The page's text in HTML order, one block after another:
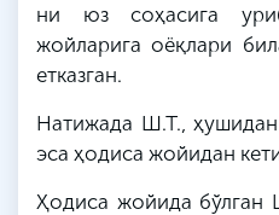
ни юз соҳасига
жойларига оёқлари
етказган.
Натижада Ш.Т.,
эса ҳодиса жойидан
Ҳодиса жойида